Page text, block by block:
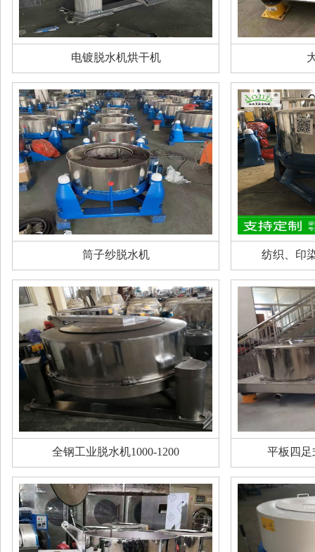
电镀脱水机烘干机
筒子纱脱水机 纺织、印
全钢工业脱水机1000-1200 平板四足